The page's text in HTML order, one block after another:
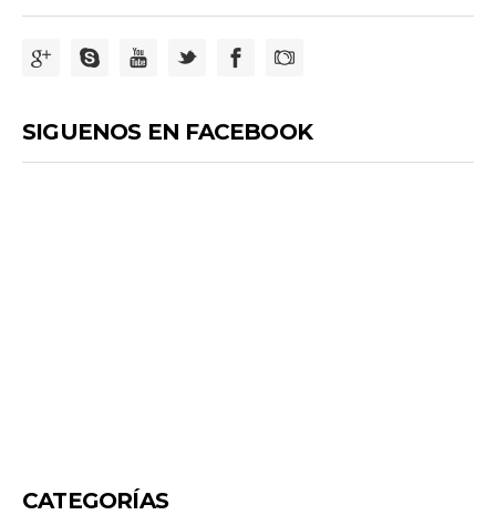
SIGUENOS EN FACEBOOK
CATEGORÍAS